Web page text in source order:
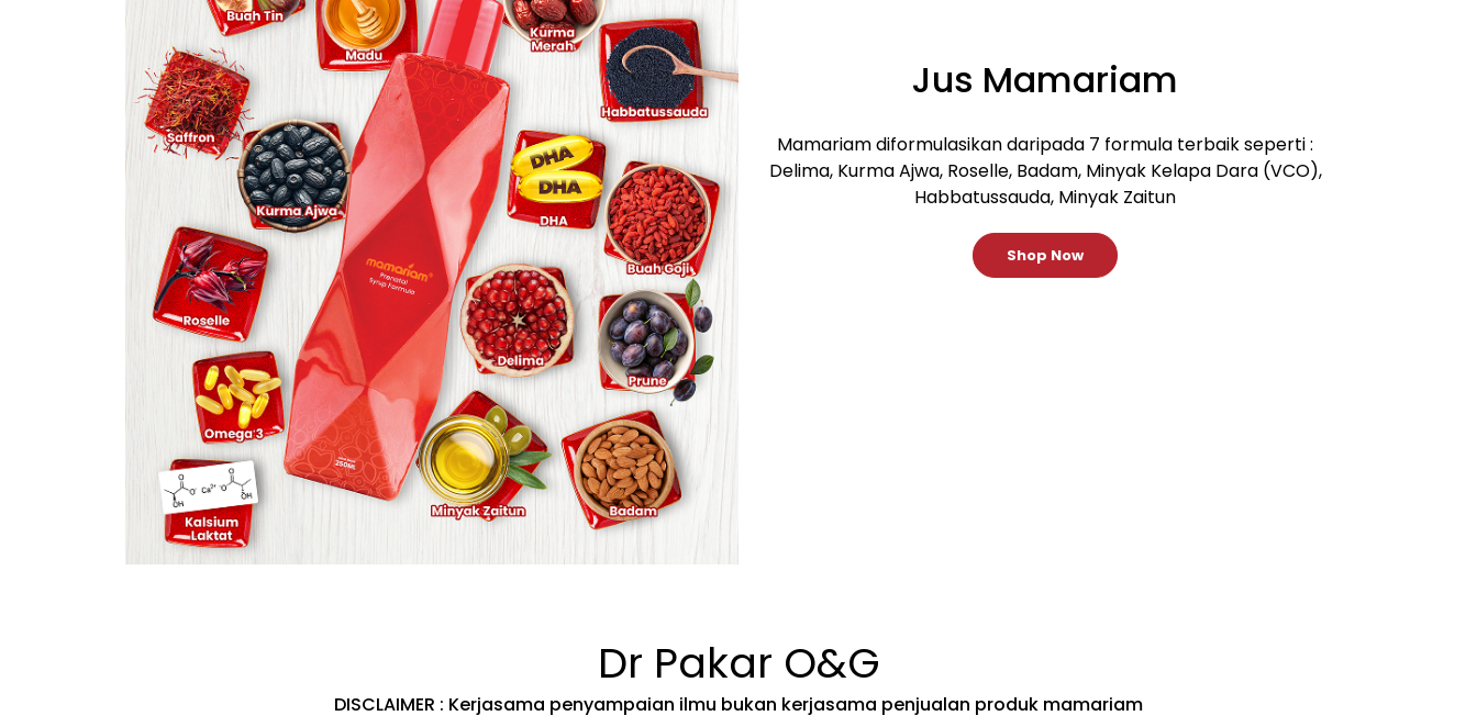
Bella Astillah
Artist, Selebriti dan Penyanyi Lagu Mamariam
Jus Mamariam
Mamariam diformulasikan daripada 7 formula terbaik seperti :
Delima, Kurma Ajwa, Roselle, Badam, Minyak Kelapa Dara (VCO),
Habbatussauda, Minyak Zaitun
Shop Now
Dr Pakar O&G
DISCLAIMER : Kerjasama penyampaian ilmu bukan kerjasama penjualan produk mamariam